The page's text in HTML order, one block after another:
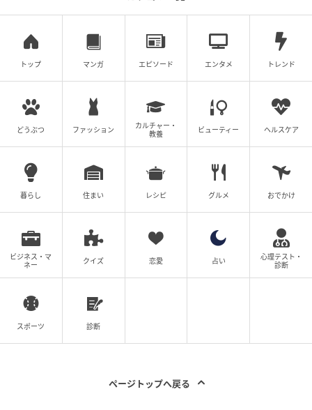
トップ マンガ エピソード エンタメ トレンド
どうぶつ ファッション
カルチャー・
教養
ビューティー ヘルスケア
暮らし 住まい レシピ グルメ おでかけ
ビジネス・マ
ネー
クイズ 恋愛 占い
心理テスト・
診断
スポーツ 診断
ページトップへ戻る